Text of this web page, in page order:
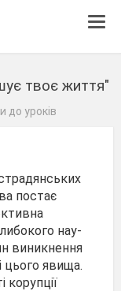
твоє життя"
до уроків
постає
нау­
виникнення
цього явища.
корупції